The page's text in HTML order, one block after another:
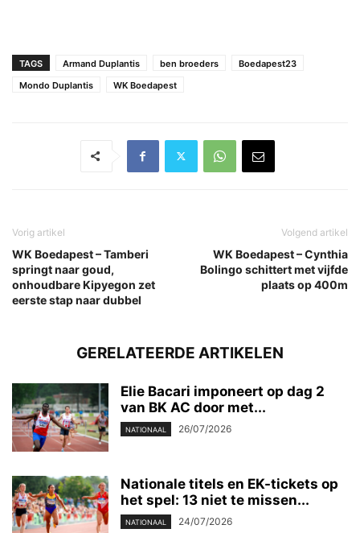
TAGS Armand Duplantis ben broeders
Boedapest23
Mondo Duplantis
WK Boedapest
Vorig artikel
WK Boedapest – Tamberi
springt naar goud,
onhoudbare Kipyegon zet
eerste stap naar dubbel
Volgend artikel
WK Boedapest – Cynthia
Bolingo schittert met vijfde
plaats op 400m
GERELATEERDE ARTIKELEN
Elie Bacari imponeert op dag 2
van BK AC door met...
NATIONAAL 26/07/2026
Nationale titels en EK-tickets op
het spel: 13 niet te missen...
NATIONAAL 24/07/2026